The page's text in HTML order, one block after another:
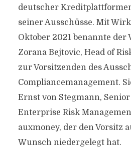
deutscher
seiner Ausschüsse. Mit
Oktober 2021 benannte der
Zorana Bejtovic, Head of
zur Vorsitzenden des
Compliancemanagement.
Ernst von Stegmann,
Enterprise Risk
auxmoney, der den Vorsitz
Wunsch niedergelegt hat.